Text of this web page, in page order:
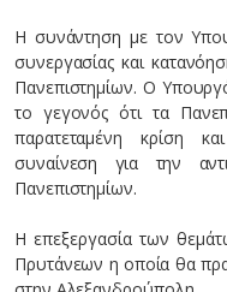
Η συνάντηση με τον
συνεργασίας και
Πανεπιστημίων. Ο
το γεγονός ότι τα
παρατεταμένη κρίση
συναίνεση για την
Πανεπιστημίων.
Η επεξεργασία των
Πρυτάνεων η οποία θα